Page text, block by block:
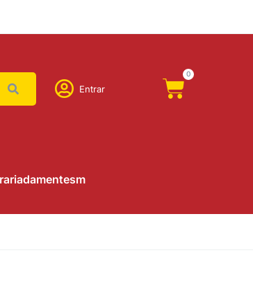
Entrar
0